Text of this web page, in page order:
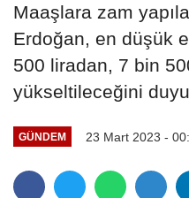
Maaşlara zam
Erdoğan, en düşük
500 liradan, 7 bin
yükseltileceğini
GÜNDEM 23 Mart 2023 -